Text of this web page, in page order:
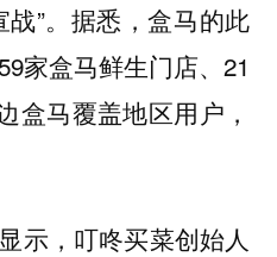
”。据悉，盒马的此
家盒马鲜生门店、21
盒马覆盖地区用户，
示，叮咚买菜创始人